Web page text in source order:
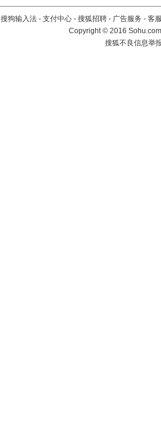
搜狗输入法 - 支付中心 - 搜狐招聘 - 广告服务 - 客
Copyright©2016
搜狐不良信息举